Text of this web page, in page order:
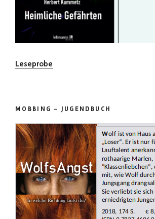
Leseprobe
MOBBING – JUGENDBUCH